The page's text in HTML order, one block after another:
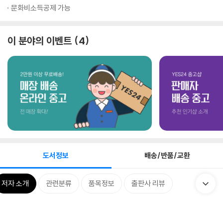
문화비소득공제 가능
이 분야의 이벤트 4
도서정보 배송/반품/교환
저자 소개 관련분류 품목정보 출판사 리뷰